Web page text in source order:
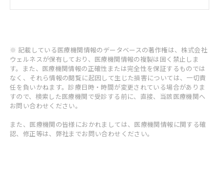
※ 記載している医療機関情報のデータベースの著作権は、株式会社
ウェルネスが保有しており、医療機関情報の複製は固く禁止しま
す。また、医療機関情報の正確性または完全性を保証するものでは
なく、それら情報の閲覧に起因して生じた損害については、一切責
任を負いかねます。診療日時・時間が変更されている場合がありま
すので、検索した医療機関で受診する前に、直接、当該医療機関へ
お問い合わせください。
また、医療機関の皆様におかれましては、医療機関情報に関する確
認、修正等は、弊社までお問い合わせください。